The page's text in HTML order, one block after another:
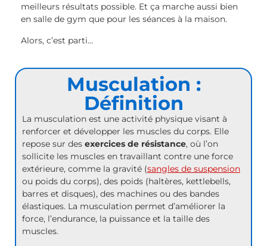
meilleurs résultats possible. Et ça marche aussi bien
en salle de gym que pour les séances à la maison.
Alors, c’est parti…
Musculation :
Définition
La musculation est une activité physique visant à
renforcer et développer les muscles du corps. Elle
repose sur des exercices de résistance, où l’on
sollicite les muscles en travaillant contre une force
extérieure, comme la gravité (sangles de suspension
ou poids du corps), des poids (haltères, kettlebells,
barres et disques), des machines ou des bandes
élastiques. La musculation permet d’améliorer la
force, l’endurance, la puissance et la taille des
muscles.